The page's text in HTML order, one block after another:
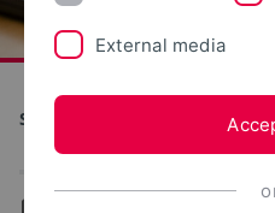
S(kim) - Service
External media